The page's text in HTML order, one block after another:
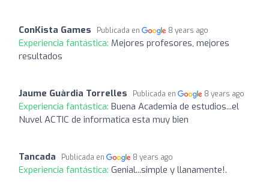
ConKista Games Publicada en 8 years ago
Experiencia fantástica: Mejores profesores, mejores
resultados
Jaume Guàrdia Torrelles Publicada en 8 years ago
Experiencia fantástica: Buena Academia de estudios...el
Nuvel ACTIC de informatica esta muy bien
Tancada Publicada en 8 years ago
Experiencia fantástica: Genial...simple y llanamente!.